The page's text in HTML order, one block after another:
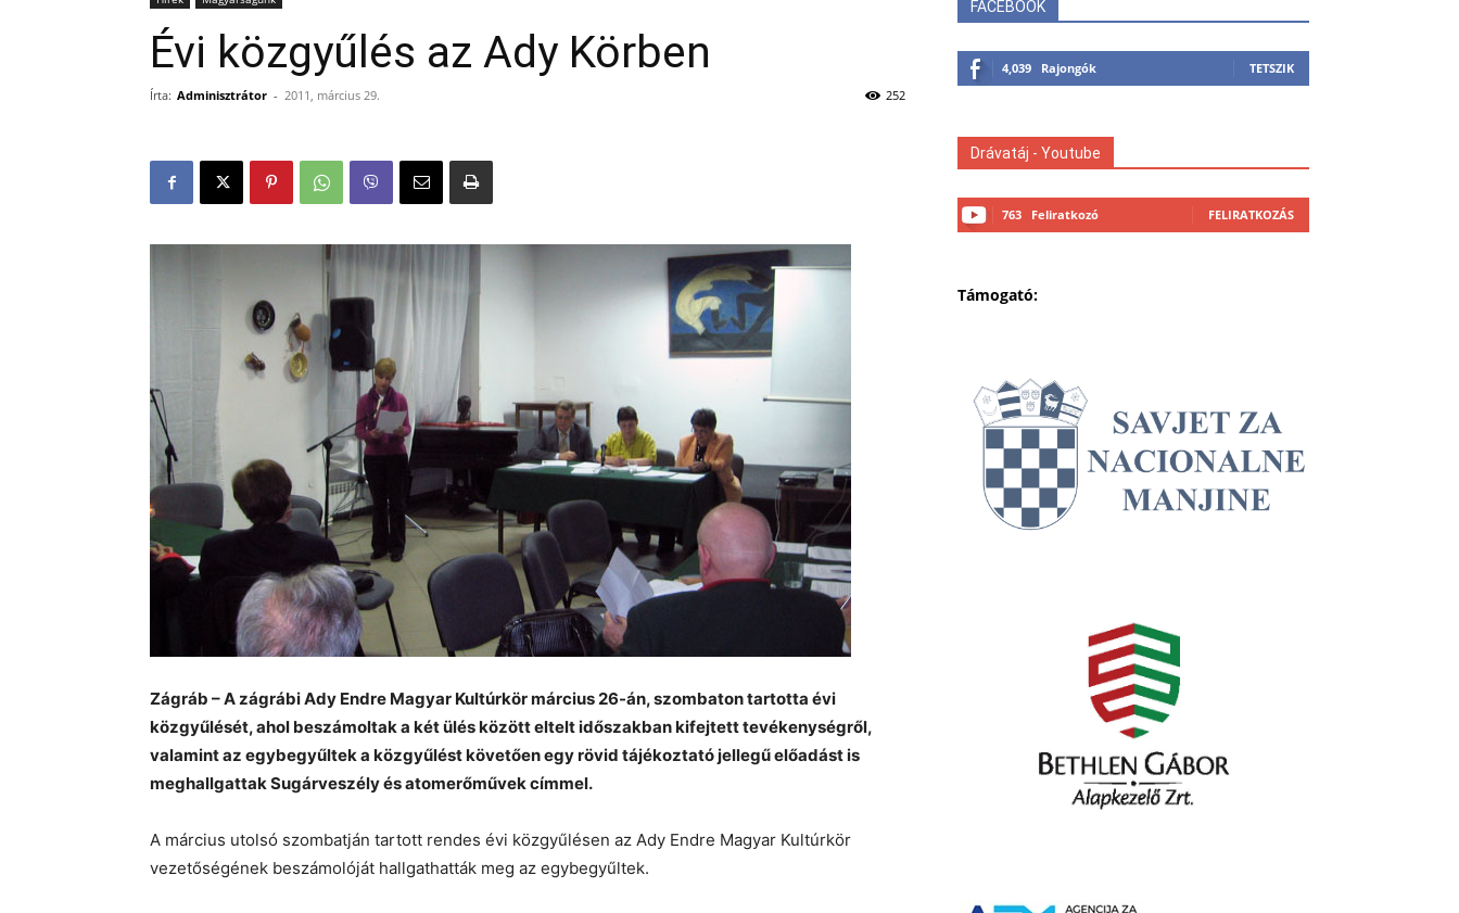
Évi közgyűlés az Ady Körben
Írta: Adminisztrátor - 2011, március 29. 252
Zágráb – A zágrábi Ady Endre Magyar Kultúrkör március 26-án, szombaton tartotta évi
közgyűlését, ahol beszámoltak a két ülés között eltelt időszakban kifejtett tevékenységről,
valamint az egybegyűltek a közgyűlést követően egy rövid tájékoztató jellegű előadást is
meghallgattak Sugárveszély és atomerőművek címmel.
A március utolsó szombatján tartott rendes évi közgyűlésen az Ady Endre Magyar Kultúrkör
vezetőségének beszámolóját hallgathatták meg az egybegyűltek.
FACEBOOK
4,039 Rajongók TETSZIK
Drávatáj - Youtube
763 Feliratkozó FELIRATKOZÁS
Támogató: